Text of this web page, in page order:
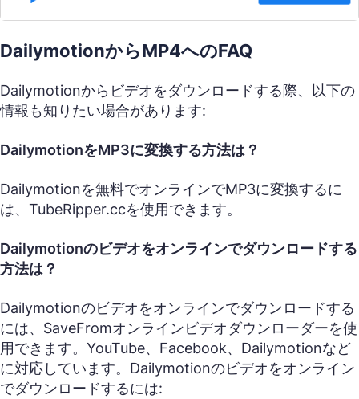
DailymotionからMP4へのFAQ
Dailymotionからビデオをダウンロードする際、以下の
情報も知りたい場合があります:
DailymotionをMP3に変換する方法は？
Dailymotionを無料でオンラインでMP3に変換するに
は、TubeRipper.ccを使用できます。
Dailymotionのビデオをオンラインでダウンロードする
方法は？
Dailymotionのビデオをオンラインでダウンロードする
には、SaveFromオンラインビデオダウンローダーを使
用できます。YouTube、Facebook、Dailymotionなど
に対応しています。Dailymotionのビデオをオンライン
でダウンロードするには: